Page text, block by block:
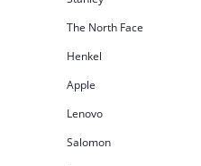
The North Face
Henkel
Apple
Lenovo
Salomon